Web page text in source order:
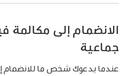
الانضمام إلى مكالمة
جماعية
عندما يدعوك شخص ما للانضمام